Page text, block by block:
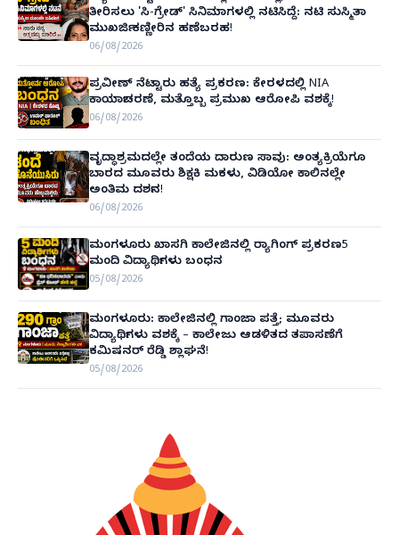
ತೀರಿಸಲು 'ಸಿ-ಗ್ರೇಡ್' ಸಿನಿಮಾಗಳಲ್ಲಿ ನಟಿಸಿದ್ದೆ: ನಟಿ ಸುಸ್ಮಿತಾ
ಮುಖರ್ಜಿ ಕಣ್ಣೀರಿನ ಹಣೆಬರಹ!
06/08/2026
ಪ್ರವೀಣ್ ನೆಟ್ಟಾರು ಹತ್ಯೆ ಪ್ರಕರಣ: ಕೇರಳದಲ್ಲಿ NIA
ಕಾರ್ಯಾಚರಣೆ, ಮತ್ತೊಬ್ಬ ಪ್ರಮುಖ ಆರೋಪಿ ವಶಕ್ಕೆ!
06/08/2026
ವೃದ್ಧಾಶ್ರಮದಲ್ಲೇ ತಂದೆಯ ದಾರುಣ ಸಾವು: ಅಂತ್ಯಕ್ರಿಯೆಗೂ
ಬಾರದ ಮೂವರು ಶಿಕ್ಷಕಿ ಮಕಳು, ವಿಡಿಯೋ ಕಾಲಿನಲ್ಲೇ
ಅಂತಿಮ ದರ್ಶನ!
06/08/2026
ಮಂಗಳೂರು ಖಾಸಗಿ ಕಾಲೇಜಿನಲ್ಲಿ ರ‌್ಯಾಗಿಂಗ್ ಪ್ರಕರಣ5
ಮಂದಿ ವಿದ್ಯಾರ್ಥಿಗಳು ಬಂಧನ
05/08/2026
ಮಂಗಳೂರು: ಕಾಲೇಜಿನಲ್ಲಿ ಗಾಂಜಾ ಪತ್ತೆ; ಮೂವರು
ವಿದ್ಯಾರ್ಥಿಗಳು ವಶಕ್ಕೆ – ಕಾಲೇಜು ಆಡಳಿತದ ತಪಾಸಣೆಗೆ
ಕಮಿಷನರ್ ರೆಡ್ಡಿ ಶ್ಲಾಘನೆ!
05/08/2026